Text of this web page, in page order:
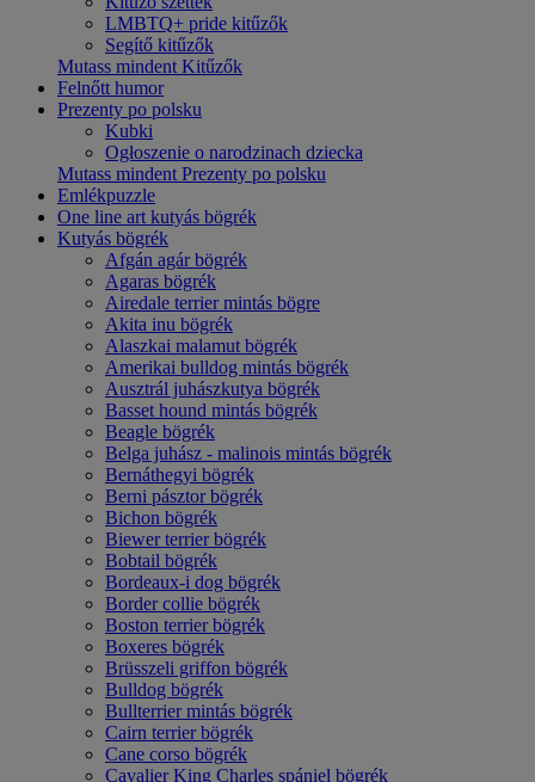
LMBTQ+ pride kitűzők
Segítő kitűzők
Mutass mindent Kitűzők
Felnőtt humor
Prezenty po polsku
Kubki
Ogłoszenie o narodzinach dziecka
Mutass mindent Prezenty po polsku
Emlékpuzzle
One line art kutyás bögrék
Kutyás bögrék
Afgán agár bögrék
Agaras bögrék
Airedale terrier mintás bögre
Akita inu bögrék
Alaszkai malamut bögrék
Amerikai bulldog mintás bögrék
Ausztrál juhászkutya bögrék
Basset hound mintás bögrék
Beagle bögrék
Belga juhász - malinois mintás bögrék
Bernáthegyi bögrék
Berni pásztor bögrék
Bichon bögrék
Biewer terrier bögrék
Bobtail bögrék
Bordeaux-i dog bögrék
Border collie bögrék
Boston terrier bögrék
Boxeres bögrék
Brüsszeli griffon bögrék
Bulldog bögrék
Bullterrier mintás bögrék
Cairn terrier bögrék
Cane corso bögrék
Cavalier King Charles spániel bögrék